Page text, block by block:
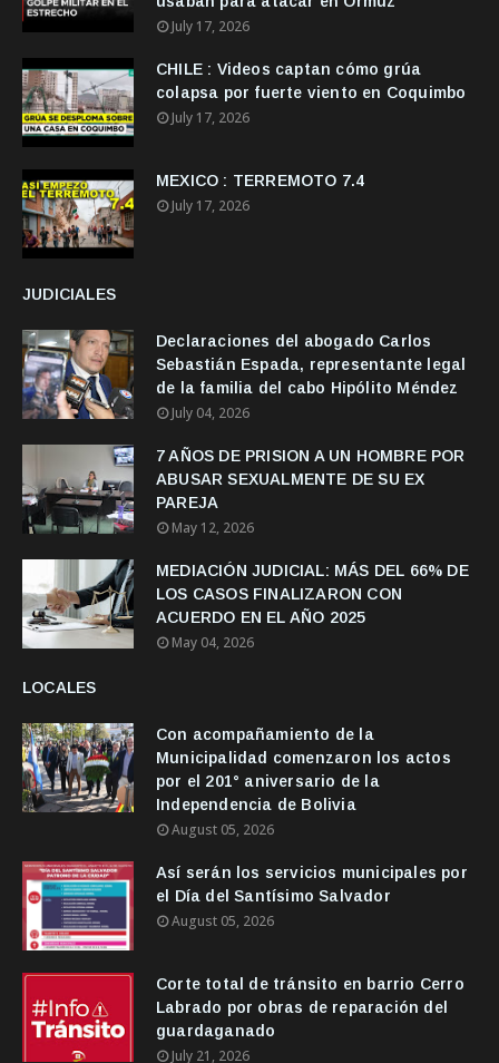
July 17, 2026
CHILE : Videos captan cómo grúa
colapsa por fuerte viento en Coquimbo
July 17, 2026
MEXICO : TERREMOTO 7.4
July 17, 2026
JUDICIALES
Declaraciones del abogado Carlos
Sebastián Espada, representante legal
de la familia del cabo Hipólito Méndez
July 04, 2026
7 AÑOS DE PRISION A UN HOMBRE POR
ABUSAR SEXUALMENTE DE SU EX
PAREJA
May 12, 2026
MEDIACIÓN JUDICIAL: MÁS DEL 66% DE
LOS CASOS FINALIZARON CON
ACUERDO EN EL AÑO 2025
May 04, 2026
LOCALES
Con acompañamiento de la
Municipalidad comenzaron los actos
por el 201° aniversario de la
Independencia de Bolivia
August 05, 2026
Así serán los servicios municipales por
el Día del Santísimo Salvador
August 05, 2026
Corte total de tránsito en barrio Cerro
Labrado por obras de reparación del
guardaganado
July 21, 2026